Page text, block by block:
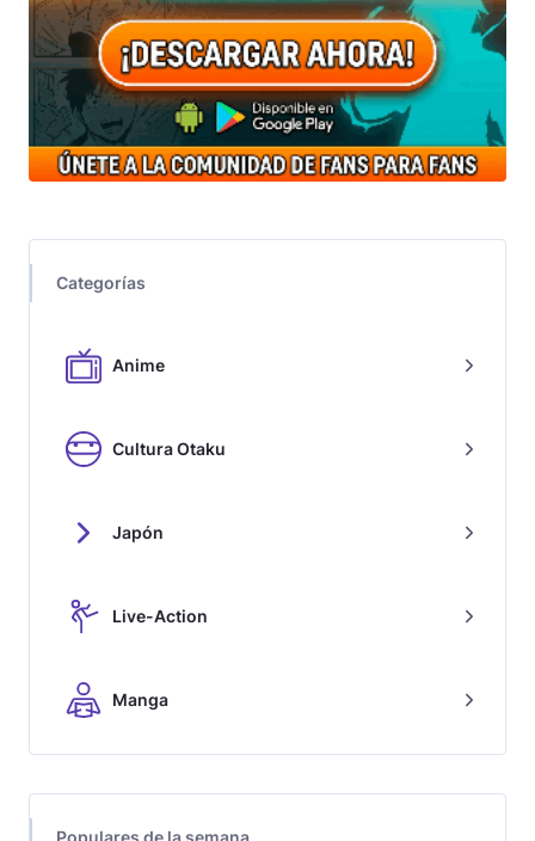
Categorías
Anime
Cultura Otaku
Japón
Live-Action
Manga
Populares de la semana